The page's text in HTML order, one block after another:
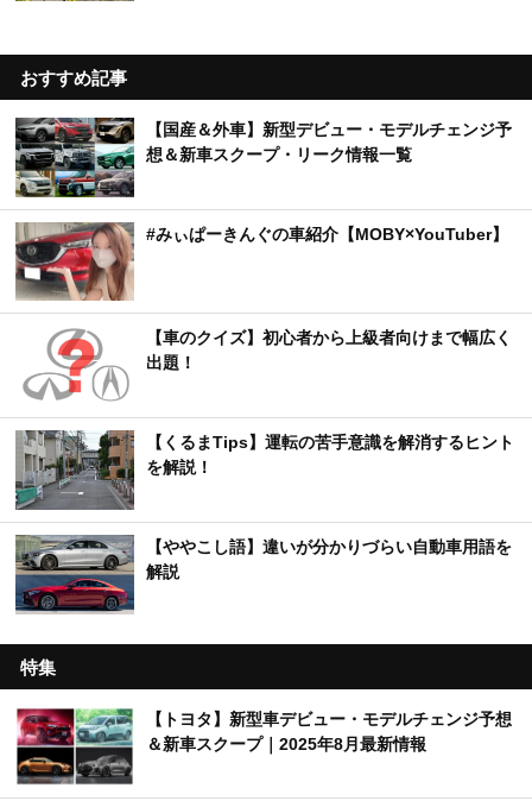
おすすめ記事
【国産＆外車】新型デビュー・モデルチェンジ予
想＆新車スクープ・リーク情報一覧
#みぃぱーきんぐの車紹介【MOBY×YouTuber】
【車のクイズ】初心者から上級者向けまで幅広く
出題！
【くるまTips】運転の苦手意識を解消するヒント
を解説！
【ややこし語】違いが分かりづらい自動車用語を
解説
特集
【トヨタ】新型車デビュー・モデルチェンジ予想
＆新車スクープ｜2025年8月最新情報